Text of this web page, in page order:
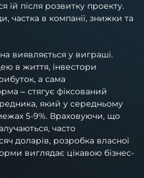
їй після розвитку проекту.
частка в компанії, знижки та
виявляється у виграші.
в життя, інвестори
а сама
– стягує фіксований
який у середньому
5-9%. Враховуючи, що
часто
доларів, розробка власної
виглядає цікавою бізнес-